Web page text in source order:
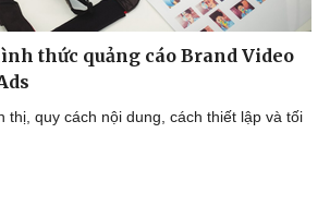
thức quảng cáo Brand Video
thị, quy cách nội dung, cách thiết lập và tối